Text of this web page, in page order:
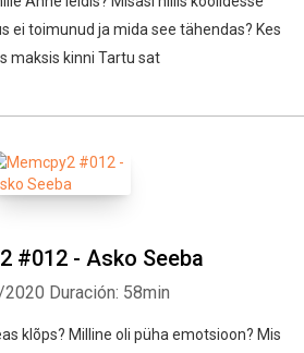
ei toimunud ja mida see tähendas? Kes
maksis kinni Tartu sat
#012 - Asko Seeba
Duración: 58min
klõps? Milline oli püha emotsioon? Mis